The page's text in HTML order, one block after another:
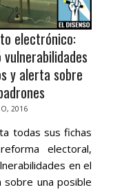
electrónico:
y alerta sobre
2016
todas sus fichas
electoral,
en el
una posible